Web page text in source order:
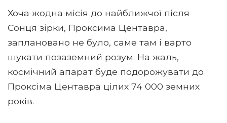
Хоча жодна місія до найближчої після
Сонця зірки, Проксима Центавра,
заплановано не було, саме там і варто
шукати позаземний розум. На жаль,
космічний апарат буде подорожувати до
Проксіма Центавра цілих 74 000 земних
років.